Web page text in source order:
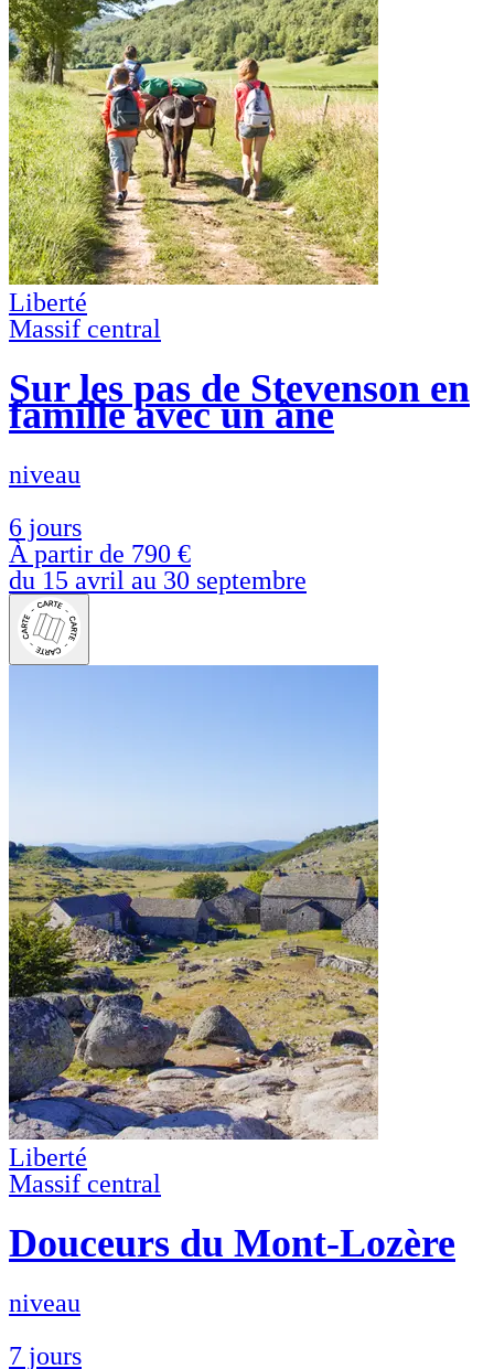
Liberté
Massif central
Sur les pas de Stevenson en
famille avec un âne
niveau
6 jours
À partir de 790 €
du 15 avril au 30 septembre
Liberté
Massif central
Douceurs du Mont-Lozère
niveau
7 jours